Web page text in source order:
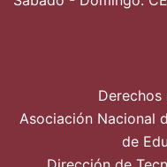
Asociación Nacional
de